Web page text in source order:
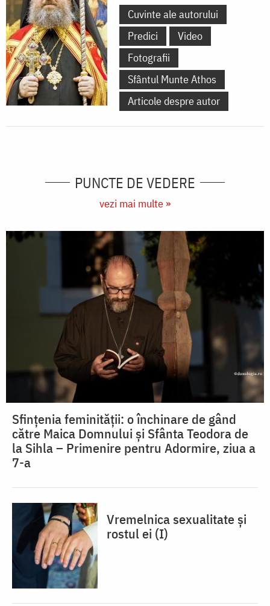
Cuvinte ale autorului
Predici
Video
Fotografii
Sfântul Munte Athos
Articole despre autor
PUNCTE DE VEDERE
vezi mai multe »
Sfințenia feminității: o închinare de gând
către Maica Domnului și Sfânta Teodora de
la Sihla – Primenire pentru Adormire, ziua a
7-a
Vremelnica sexualitate și
rostul ei (I)